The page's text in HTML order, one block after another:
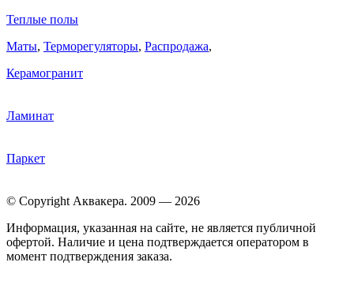
Теплые полы
Маты, Терморегуляторы, Распродажа,
Керамогранит
Ламинат
Паркет
© Copyright Аквакера. 2009 — 2026
Информация, указанная на сайте, не является публичной
офертой. Наличие и цена подтверждается оператором в
момент подтверждения заказа.